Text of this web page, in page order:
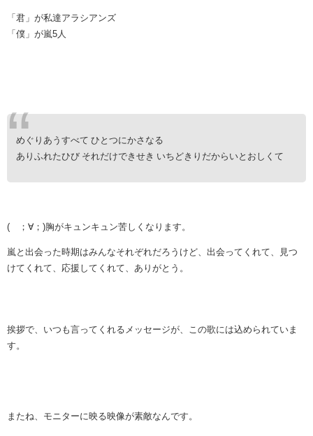
「君」が私達アラシアンズ
「僕」が嵐5人
めぐりあうすべて ひとつにかさなる
ありふれたひび それだけできせき いちどきりだからいとおしくて
( ；∀；)胸がキュンキュン苦しくなります。
嵐と出会った時期はみんなそれぞれだろうけど、出会ってくれて、見つ
けてくれて、応援してくれて、ありがとう。
挨拶で、いつも言ってくれるメッセージが、この歌には込められていま
す。
またね、モニターに映る映像が素敵なんです。